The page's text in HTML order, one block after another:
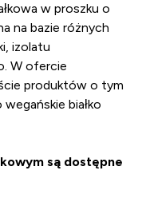
w proszku o
na bazie różnych
izolatu
W ofercie
produktów o tym
białko
są dostępne